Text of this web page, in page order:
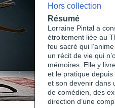
Hors collection
Résumé
Lorraine Pintal a
étroitement liée au
feu sacré qui
un récit de vie qui
mémoires. Elle y
et le pratique
et son devenir dans
de comédien, des
direction d’une